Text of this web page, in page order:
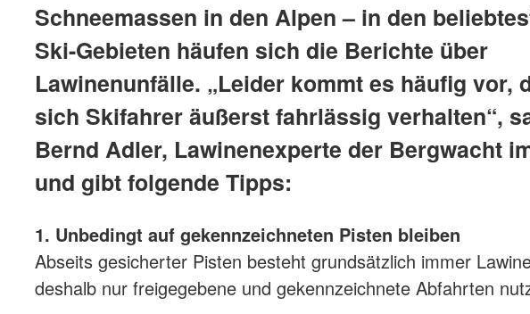
Schneemassen in den Alpen – in den
Ski-Gebieten häufen sich die Berichte über
Lawinenunfälle. „Leider kommt es häufig vor,
sich Skifahrer äußerst fahrlässig verhalten“,
Bernd Adler, Lawinenexperte der Bergwacht
und gibt folgende Tipps:
1. Unbedingt auf gekennzeichneten Pisten bleiben
Abseits gesicherter Pisten besteht grundsätzlich immer
deshalb nur freigegebene und gekennzeichnete Abfahrten